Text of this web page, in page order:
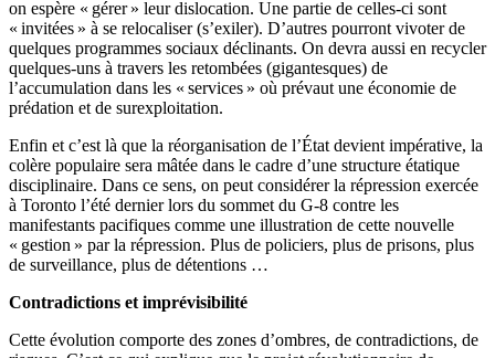
on espère « gérer » leur dislocation. Une partie de celles-ci sont
« invitées » à se relocaliser (s’exiler). D’autres pourront vivoter de
quelques programmes sociaux déclinants. On devra aussi en recycler
quelques-uns à travers les retombées (gigantesques) de
l’accumulation dans les « services » où prévaut une économie de
prédation et de surexploitation.
Enfin et c’est là que la réorganisation de l’État devient impérative, la
colère populaire sera mâtée dans le cadre d’une structure étatique
disciplinaire. Dans ce sens, on peut considérer la répression exercée
à Toronto l’été dernier lors du sommet du G-8 contre les
manifestants pacifiques comme une illustration de cette nouvelle
« gestion » par la répression. Plus de policiers, plus de prisons, plus
de surveillance, plus de détentions …
Contradictions et imprévisibilité
Cette évolution comporte des zones d’ombres, de contradictions, de